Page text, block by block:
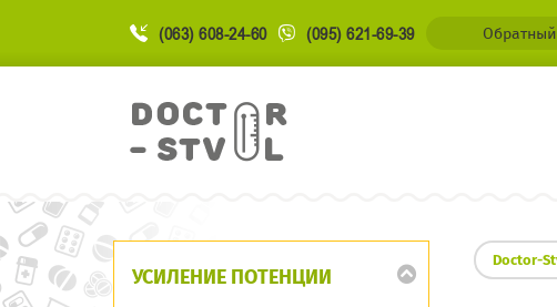
(063) 608-24-60 (095) 621-69-39
УСИЛЕНИЕ ПОТЕНЦИИ
Doctor-